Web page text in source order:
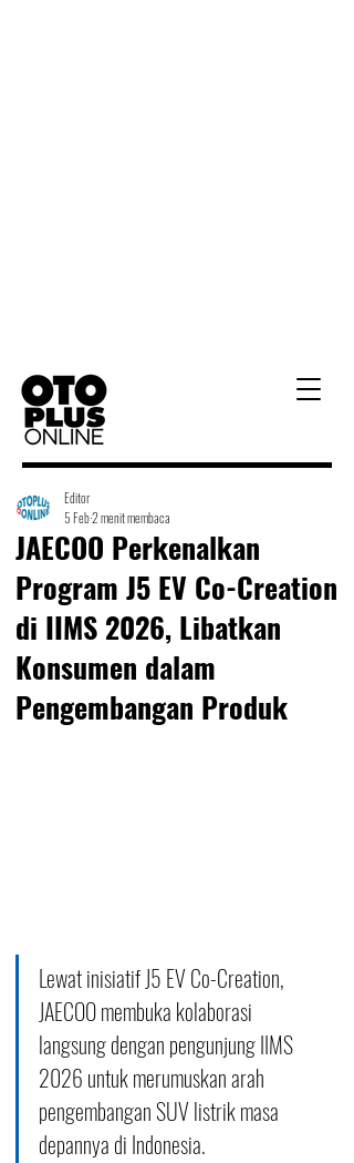
JAECOO Perkenalkan
Program J5 EV Co-Creation
di IIMS 2026, Libatkan
Konsumen dalam
Pengembangan Produk
Editor
5 Feb2 menit membaca
Lewat inisiatif J5 EV Co-Creation,
JAECOO membuka kolaborasi
langsung dengan pengunjung IIMS
2026 untuk merumuskan arah
pengembangan SUV listrik masa
depannya di Indonesia.